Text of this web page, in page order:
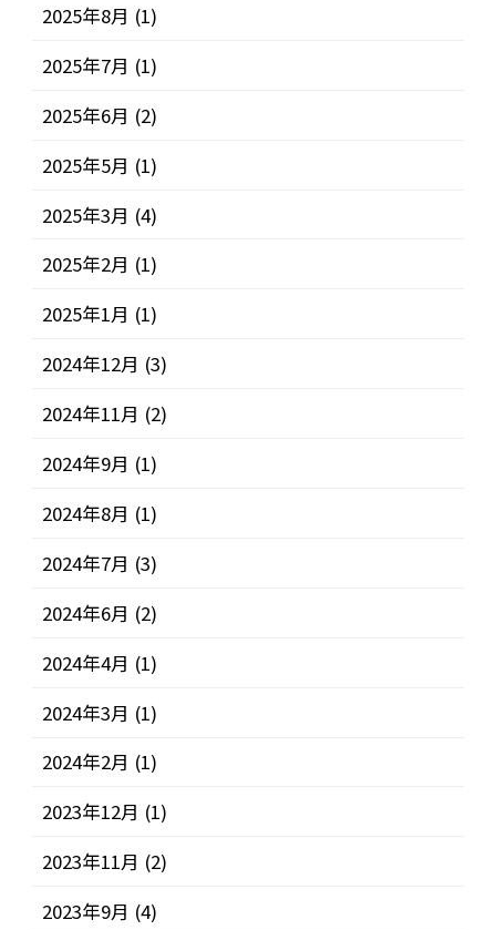
2025年8月 (1)
2025年7月 (1)
2025年6月 (2)
2025年5月 (1)
2025年3月 (4)
2025年2月 (1)
2025年1月 (1)
2024年12月 (3)
2024年11月 (2)
2024年9月 (1)
2024年8月 (1)
2024年7月 (3)
2024年6月 (2)
2024年4月 (1)
2024年3月 (1)
2024年2月 (1)
2023年12月 (1)
2023年11月 (2)
2023年9月 (4)